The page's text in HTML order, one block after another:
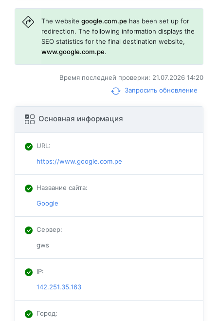
The websitegoogle.com.pe has been set up for
redirection. The following information displays the
SEO statistics for the final destination website,
www.google.com.pe.
Время последней проверки: 21.07.2026 14:20
Запросить обновление
Основная информация
URL :
https://www.google.com.pe
Название сайта:
Google
Сервер:
gws
IP:
142.251.35.163
Город: